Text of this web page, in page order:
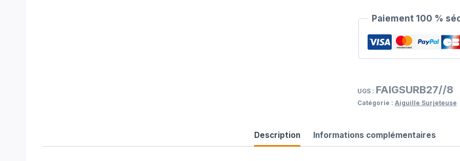
surjet
B27/60/70/80/90/
Paiement 100 %
UGS : FAIGSURB27//8
Catégorie : Aiguille Surjeteuse
Description Informations complémentaires